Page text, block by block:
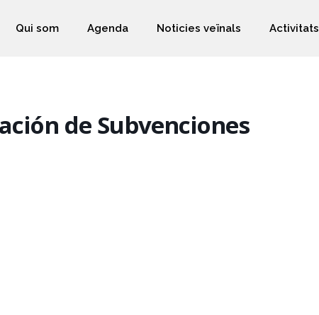
Qui som Agenda Noticies veïnals Activitats
de Subvenciones